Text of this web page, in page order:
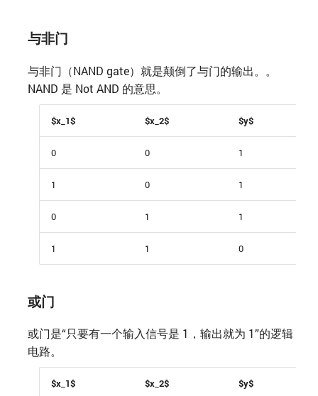
与非门
与非门（NAND gate）就是颠倒了与门的输出。。
NAND 是 Not AND 的意思。
$x_1$ $x_2$ $y$
0 0 1
1 0 1
0 1 1
1 1 0
或门
或门是“只要有一个输入信号是 1，输出就为 1”的逻辑
电路。
$x_1$ $x_2$ $y$